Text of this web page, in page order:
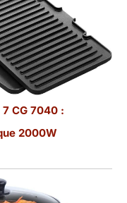
CG 7040 :
2000W